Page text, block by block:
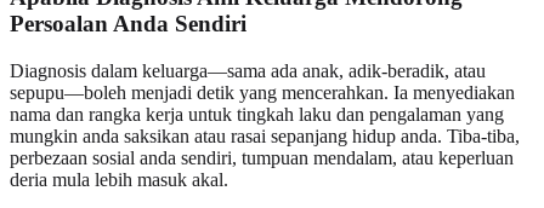
Persoalan Anda Sendiri
Diagnosis dalam keluarga—sama ada anak, adik-beradik, atau
sepupu—boleh menjadi detik yang mencerahkan. Ia menyediakan
nama dan rangka kerja untuk tingkah laku dan pengalaman yang
mungkin anda saksikan atau rasai sepanjang hidup anda. Tiba-tiba,
perbezaan sosial anda sendiri, tumpuan mendalam, atau keperluan
deria mula lebih masuk akal.